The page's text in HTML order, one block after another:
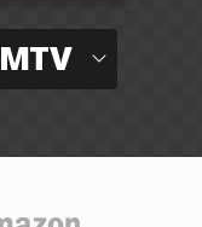
MTV